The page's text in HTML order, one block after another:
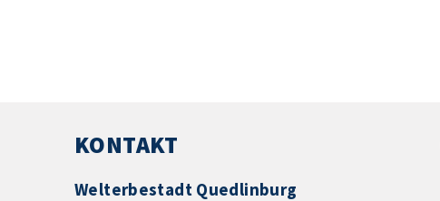
KONTAKT
Welterbestadt Quedlinburg